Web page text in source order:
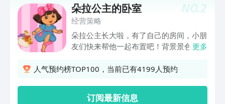
NO.2
朵拉公主的卧室
经营策略
朵拉公主长大啦，有了自己的房间，小朋
友们快来帮他一起布置吧！背景景色优
朋友能根据自己的喜好搭配。 界面优化
更多
人气预约榜TOP100，当前已有4199人预约
订阅最新信息